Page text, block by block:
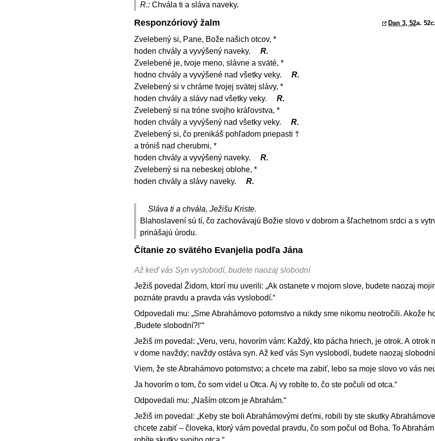
R.: Chvála ti a sláva naveky.
Responzóriový žalm Dan 3, 52a.
Zvelebený si, Pane, Bože našich otcov, *
hoden chvály a vyvýšený naveky.
R.
Zvelebené je, tvoje meno, slávne a sväté, *
hodno chvály a vyvýšené nad všetky veky.
R.
Zvelebený si v chráme tvojej svätej slávy, *
hoden chvály a slávy nad všetky veky.
R.
Zvelebený si na tróne svojho kráľovstva, *
hoden chvály a vyvýšený nad všetky veky.
R.
Zvelebený si, čo prenikáš pohľadom priepasti †
a tróniš nad cherubmi, *
hoden chvály a vyvýšený naveky.
R.
Zvelebený si na nebeskej oblohe, *
hoden chvály a slávy naveky.
R.
Sláva ti a chvála, Ježišu Kriste.
Blahoslavení sú tí, čo zachovávajú Božie slovo v dobrom a šľachetnom srdci a s
prinášajú úrodu.
Čítanie zo svätého Evanjelia podľa Jána
Až keď vás Syn vyslobodí, budete naozaj slobodní
Ježiš povedal Židom, ktorí mu uverili: „Ak ostanete v mojom slove, budete naozaj
poznáte pravdu a pravda vás vyslobodí.“
Odpovedali mu: „Sme Abrahámovo potomstvo a nikdy sme nikomu neotročili. Akože
‚Budete slobodní?!‘“
Ježiš im povedal: „Veru, veru, hovorím vám: Každý, kto pácha hriech, je otrok. A otrok
v dome navždy; navždy ostáva syn. Až keď vás Syn vyslobodí, budete naozaj
Viem, že ste Abrahámovo potomstvo; a chcete ma zabiť, lebo sa moje slovo vo vás
Ja hovorím o tom, čo som videl u Otca. Aj vy robíte to, čo ste počuli od otca.“
Odpovedali mu: „Naším otcom je Abrahám.“
Ježiš im povedal: „Keby ste boli Abrahámovými deťmi, robili by ste skutky
chcete zabiť – človeka, ktorý vám povedal pravdu, čo som počul od Boha. To